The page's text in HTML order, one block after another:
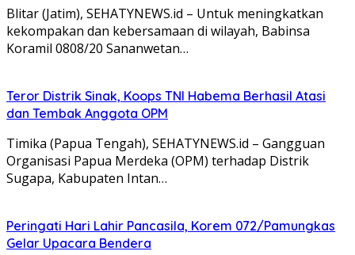
Blitar (Jatim), SEHATYNEWS.id – Untuk meningkatkan
kekompakan dan kebersamaan di wilayah, Babinsa
Koramil 0808/20 Sananwetan…
Teror Distrik Sinak, Koops TNI Habema Berhasil Atasi
dan Tembak Anggota OPM
Timika (Papua Tengah), SEHATYNEWS.id – Gangguan
Organisasi Papua Merdeka (OPM) terhadap Distrik
Sugapa, Kabupaten Intan…
Peringati Hari Lahir Pancasila, Korem 072/Pamungkas
Gelar Upacara Bendera